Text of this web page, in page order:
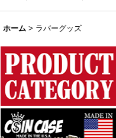
ホーム > ラバーグッズ